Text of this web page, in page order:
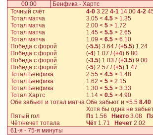
00:00
Бенфика - Хартс
Точный счёт
4-0 3.22 4-1 14.00 4-2
Тотал матча
3.05 < 4.5 > 1.35
Тотал матча
2.00 < 5 > 1.72
Тотал матча
1.45 < 5.5 > 2.65
Тотал матча
1.09 < 6.5 > 6.10
Победа с форой
(-5.5) 3.64 / (+5.5) 1.24
Победа с форой
(-4) 1.07 / (+4) 6.80
Победа с форой
(-3.5) 1.03 / (+3.5) 9.00
Победа с форой
(-5) 2.57 / (+5) 1.47
Тотал Бенфика
2.55 < 4.5 > 1.48
Тотал Бенфика
1.62 < 5 > 2.15
Тотал Бенфика
1.30 < 5.5 > 3.33
Тотал Хартс
1.14 < 0.5 > 4.90
Обе забьют и тотал матча Обе забьют и <5.5 8.40
Хотя бы одна не
Пятый гол
П1 1.56 Никто 3.08 П2
Чёт/нечет тотала
Чёт 1.71 Нечет 2.02
61-я - 75-я минуты